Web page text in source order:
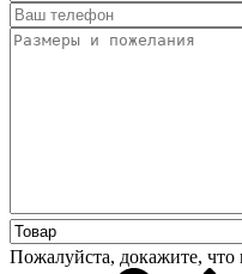
Пожалуйста, докажите, что